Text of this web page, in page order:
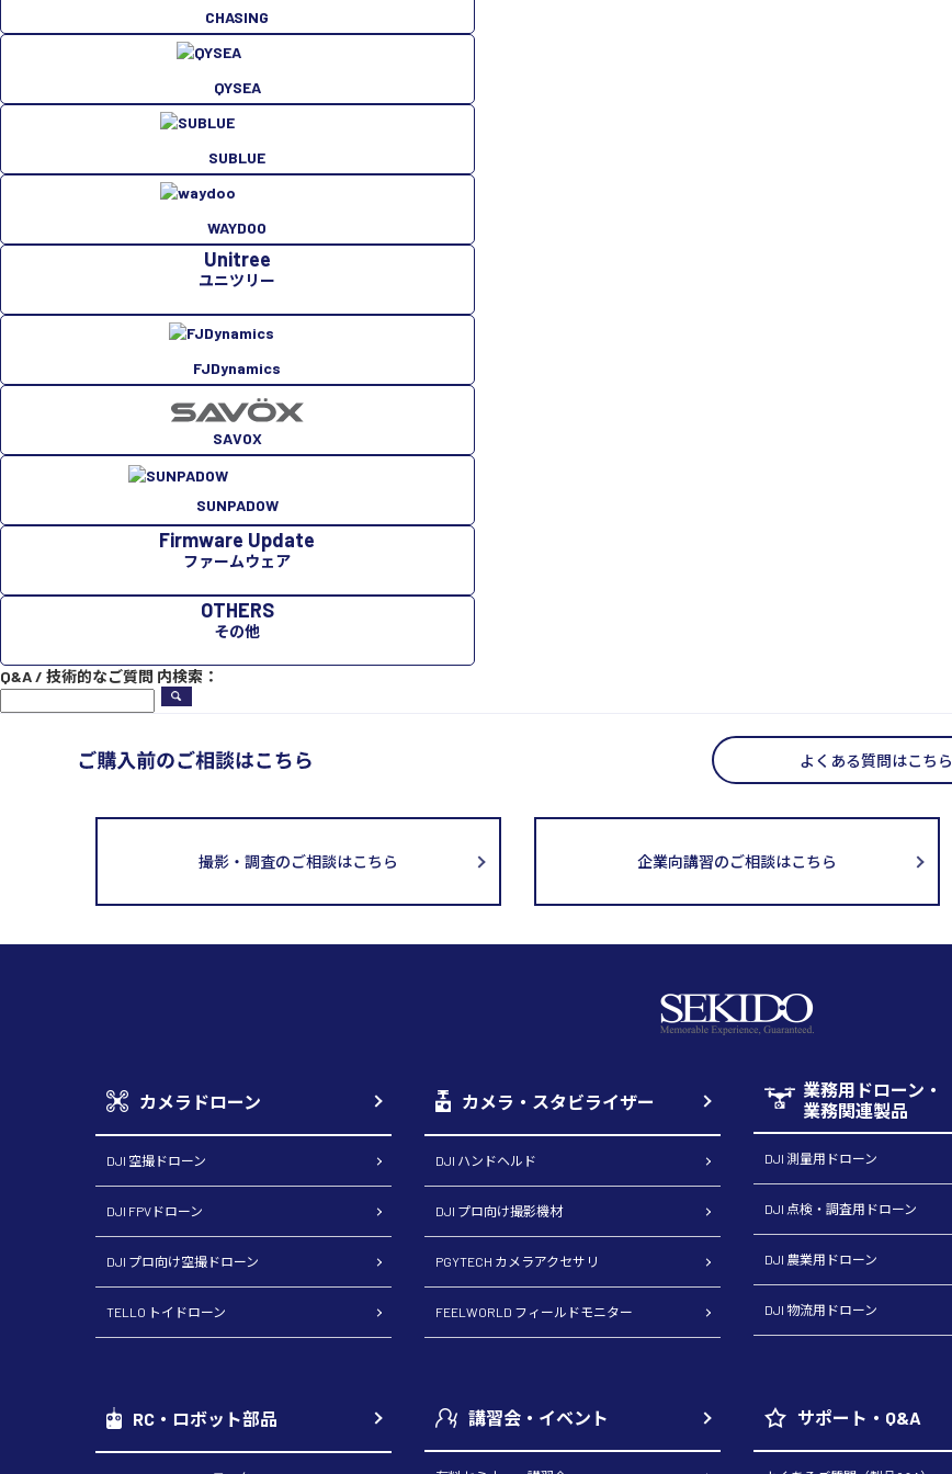
CHASING
QYSEA
SUBLUE
WAYDOO
Unitree
ユニツリー
FJDynamics
SAVOX
SUNPADOW
Firmware Update
ファームウェア
OTHERS
その他
Q&A / 技術的なご質問 内検索：
よくある質問はこちら
撮影・調査のご相談はこちら 企業向講習のご相談はこちら
カメラドローン
DJI 空撮ドローン
DJI FPVドローン
DJI プロ向け空撮ドローン
TELLO トイドローン
カメラ・スタビライザー
DJI ハンドヘルド
DJI プロ向け撮影機材
PGYTECH カメラアクセサリ
FEELWORLD フィールドモニター
業務用ドローン・
業務関連製品
DJI 測量用ドローン
DJI 点検・調査用ドローン
DJI 農業用ドローン
DJI 物流用ドローン
RC・ロボット部品 講習会・イベント サポート・Q&A